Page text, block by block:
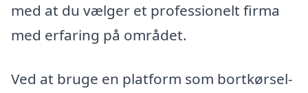
med at du vælger et professionelt firma
med erfaring på området.
Ved at bruge en platform som bortkørsel-